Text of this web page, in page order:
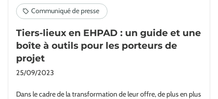
Tiers-lieux en EHPAD : un guide et une
boîte à outils pour les porteurs de
projet
25/09/2023
Dans le cadre de la transformation de leur offre, de plus en plus